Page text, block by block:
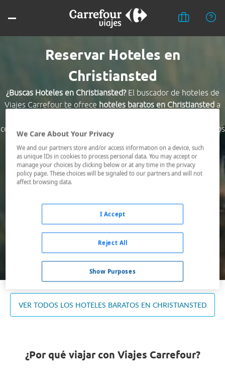
Reservar Hoteles en
Christiansted
¿Buscas Hoteles en Christiansted?El buscador de hoteles de
Viajes Carrefour te ofrece hoteles baratos en Christiansted a
comunicados, el hotel que busques nosotros te lo encontramos
al mejor precio.
Destino *
09/08/2026 - 10/08/2026
Ocupación *
Buscar
VER TODOS LOS HOTELES BARATOS EN CHRISTIANSTED
¿Por qué viajar con Viajes Carrefour?
We Care About Your Privacy
We and our partners store and/or access information on a device, such
as unique IDs in cookies to process personal data. You may accept or
manage your choices by clicking below or at any time in the privacy
policy page. These choices will be signaled to our partners and will not
affect browsing data.
Show Purposes
Reject All
I Accept